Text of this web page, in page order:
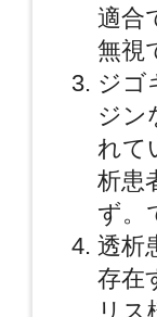
適合
無視
ジゴ
ジン
れて
析患
ず。
透析
存在
リス